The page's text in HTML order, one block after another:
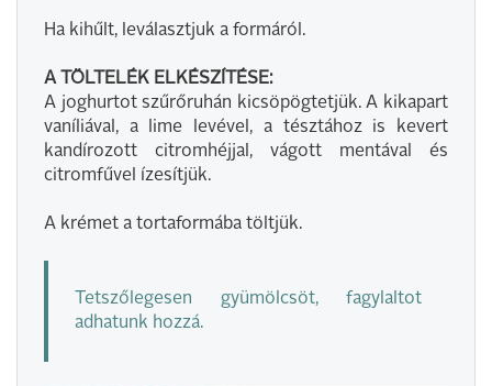
Ha kihűlt, leválasztjuk a formáról.
A TÖLTELÉK ELKÉSZÍTÉSE:
A joghurtot szűrőruhán kicsöpögtetjük. A kikapart
vaníliával, a lime levével, a tésztához is kevert
kandírozott citromhéjjal, vágott mentával és
citromfűvel ízesítjük.
A krémet a tortaformába töltjük.
Tetszőlegesen gyümölcsöt, fagylaltot
adhatunk hozzá.